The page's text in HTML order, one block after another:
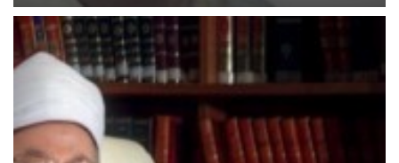
السبت 8 أغسطس 2026 11:04 ص